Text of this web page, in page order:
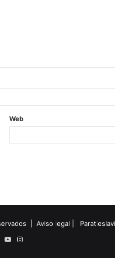
Web
| Aviso legal
TwitterYouTubeInstagram